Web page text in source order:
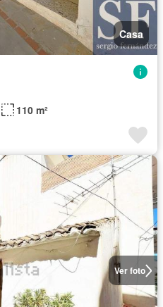
Casa
110 m²
Ver foto